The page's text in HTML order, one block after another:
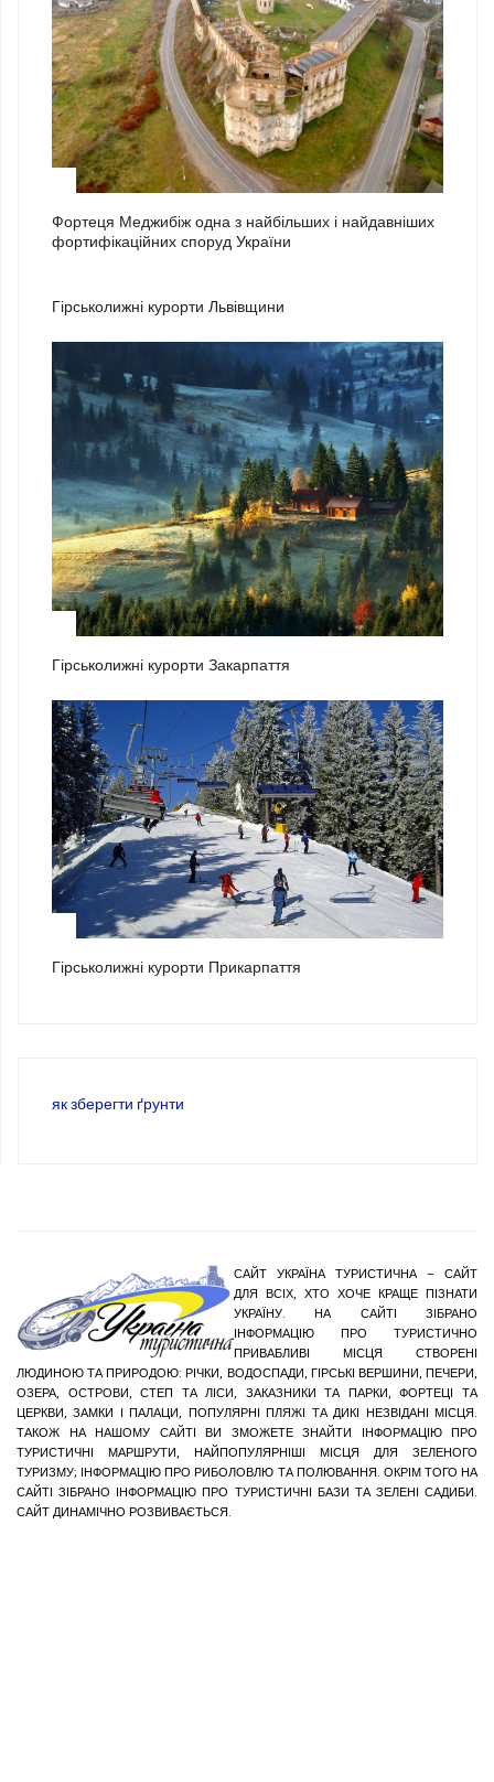
Фортеця Меджибіж одна з найбільших і найдавніших
фортифікаційних споруд України
Гірськолижні курорти Львівщини
Гірськолижні курорти Закарпаття
Гірськолижні курорти Прикарпаття
як зберегти ґрунти
САЙТ УКРАЇНА ТУРИСТИЧНА – САЙТ
ДЛЯ ВСІХ, ХТО ХОЧЕ КРАЩЕ ПІЗНАТИ
УКРАЇНУ. НА САЙТІ ЗІБРАНО
ІНФОРМАЦІЮ ПРО ТУРИСТИЧНО
ПРИВАБЛИВІ МІСЦЯ СТВОРЕНІ
ЛЮДИНОЮ ТА ПРИРОДОЮ: РІЧКИ, ВОДОСПАДИ, ГІРСЬКІ ВЕРШИНИ, ПЕЧЕРИ,
ОЗЕРА, ОСТРОВИ, СТЕП ТА ЛІСИ, ЗАКАЗНИКИ ТА ПАРКИ, ФОРТЕЦІ ТА
ЦЕРКВИ, ЗАМКИ І ПАЛАЦИ, ПОПУЛЯРНІ ПЛЯЖІ ТА ДИКІ НЕЗВІДАНІ МІСЦЯ.
ТАКОЖ НА НАШОМУ САЙТІ ВИ ЗМОЖЕТЕ ЗНАЙТИ ІНФОРМАЦІЮ ПРО
ТУРИСТИЧНІ МАРШРУТИ, НАЙПОПУЛЯРНІШІ МІСЦЯ ДЛЯ ЗЕЛЕНОГО
ТУРИЗМУ; ІНФОРМАЦІЮ ПРО РИБОЛОВЛЮ ТА ПОЛЮВАННЯ. ОКРІМ ТОГО НА
САЙТІ ЗІБРАНО ІНФОРМАЦІЮ ПРО ТУРИСТИЧНІ БАЗИ ТА ЗЕЛЕНІ САДИБИ.
САЙТ ДИНАМІЧНО РОЗВИВАЄТЬСЯ.